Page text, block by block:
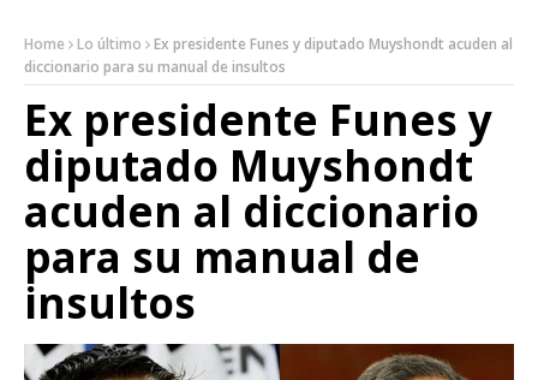
Home Lo último
Ex presidente Funes y diputado Muyshondt acuden al
diccionario para su manual de insultos
Ex presidente Funes y
diputado Muyshondt
acuden al diccionario
para su manual de
insultos